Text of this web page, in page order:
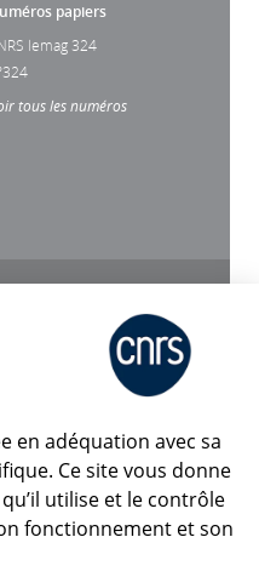
papiers
lemag 324
tous les numéros
Mag
2026, CNRS
en adéquation avec sa
Ce site vous donne
utilise et le contrôle
fonctionnement et son